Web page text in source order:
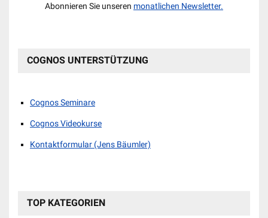
Abonnieren Sie unseren monatlichen Newsletter.
COGNOS UNTERSTÜTZUNG
Cognos Seminare
Cognos Videokurse
Kontaktformular (Jens Bäumler)
TOP KATEGORIEN